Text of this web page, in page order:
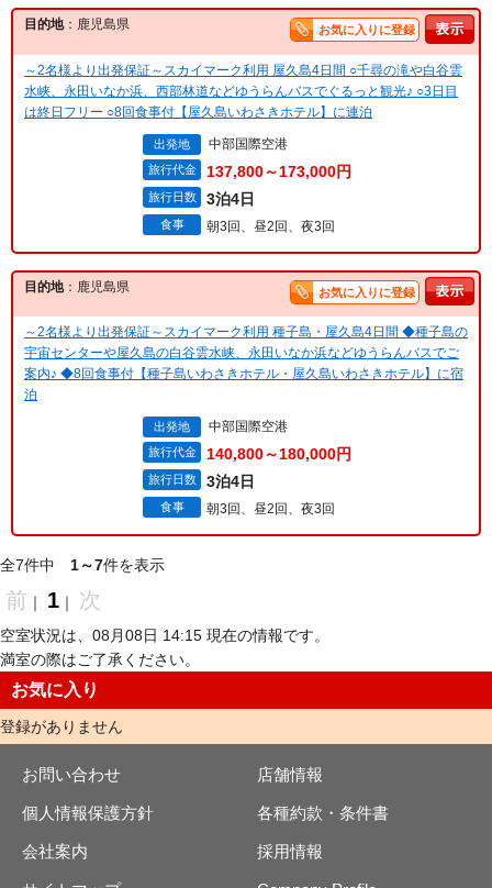
目的地：鹿児島県 お気に入りに登録
～2名様より出発保証～スカイマーク利用 屋久島4日間 ○千尋の滝や白谷雲
水峡、永田いなか浜、西部林道などゆうらんバスでぐるっと観光♪ ○3日目
は終日フリー ○8回食事付【屋久島いわさきホテル】に連泊
出発地 中部国際空港
旅行代金 137,800～173,000円
旅行日数 3泊4日
食事 朝3回、昼2回、夜3回
目的地：鹿児島県 お気に入りに登録
～2名様より出発保証～スカイマーク利用 種子島・屋久島4日間 ◆種子島の
宇宙センターや屋久島の白谷雲水峡、永田いなか浜などゆうらんバスでご
案内♪ ◆8回食事付【種子島いわさきホテル・屋久島いわさきホテル】に宿
泊
出発地 中部国際空港
旅行代金 140,800～180,000円
旅行日数 3泊4日
食事 朝3回、昼2回、夜3回
全7件中 1～7件を表示
前 ｜ 1 ｜ 次
空室状況は、08月08日 14:15 現在の情報です。
満室の際はご了承ください。
お気に入り
登録がありません
お問い合わせ 店舗情報
個人情報保護方針 各種約款・条件書
会社案内 採用情報